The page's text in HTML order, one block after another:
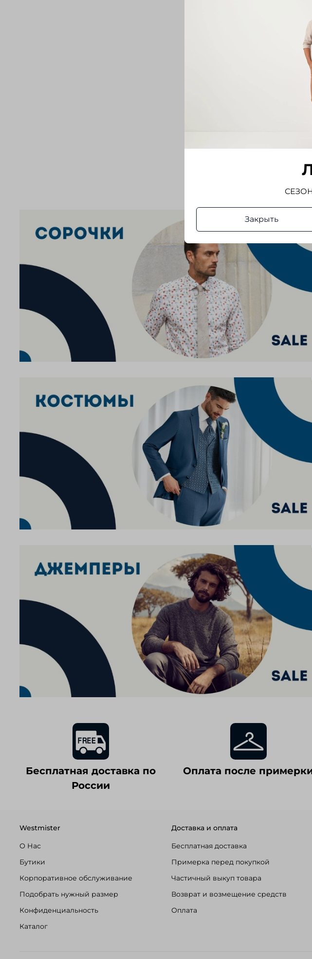
Бесплатная доставка по
России
Оплата после
Westmister
О Нас
Бутики
Корпоративное обслуживание
Подобрать нужный размер
Конфиденциальность
Каталог
Доставка и оплата
Бесплатная доставка
Примерка перед покупкой
Частичный выкуп товара
Возврат и возмещение средств
Оплата
Закрыть